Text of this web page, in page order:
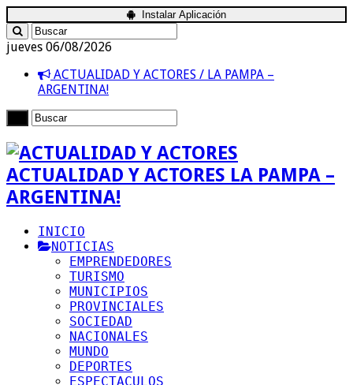
Instalar Aplicación
jueves 06/08/2026
ACTUALIDAD Y ACTORES / LA PAMPA –
ARGENTINA!
ACTUALIDAD Y ACTORES LA PAMPA –
ARGENTINA!
INICIO
NOTICIAS
EMPRENDEDORES
TURISMO
MUNICIPIOS
PROVINCIALES
SOCIEDAD
NACIONALES
MUNDO
DEPORTES
ESPECTACULOS